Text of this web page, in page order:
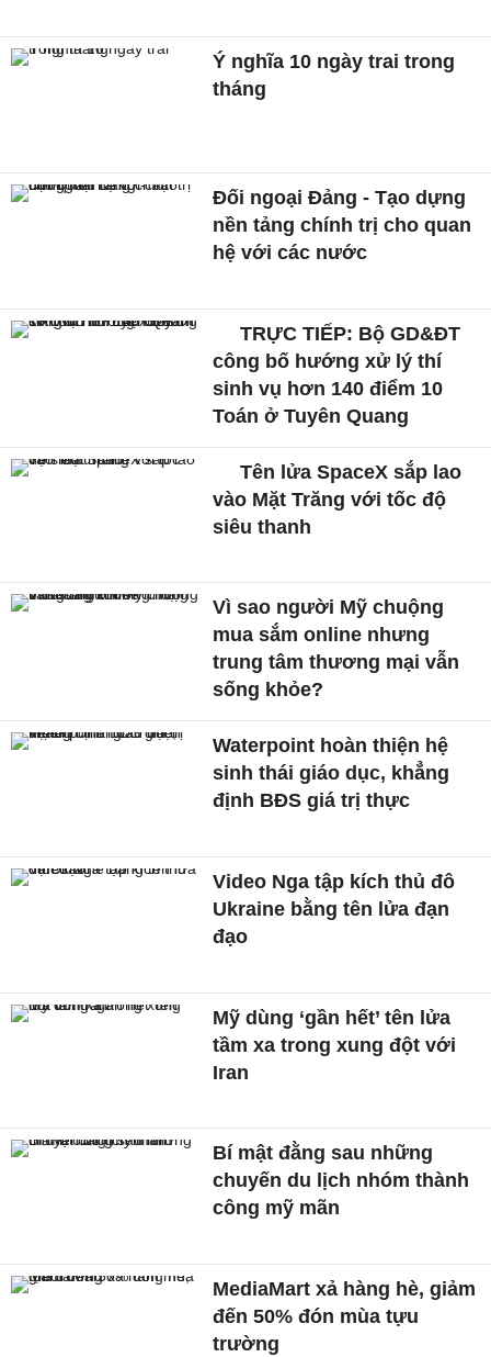
Ý nghĩa 10 ngày trai trong
tháng
Đối ngoại Đảng - Tạo dựng
nền tảng chính trị cho quan
hệ với các nước
TRỰC TIẾP: Bộ GD&ĐT
công bố hướng xử lý thí
sinh vụ hơn 140 điểm 10
Toán ở Tuyên Quang
Tên lửa SpaceX sắp lao
vào Mặt Trăng với tốc độ
siêu thanh
Vì sao người Mỹ chuộng
mua sắm online nhưng
trung tâm thương mại vẫn
sống khỏe?
Waterpoint hoàn thiện hệ
sinh thái giáo dục, khẳng
định BĐS giá trị thực
Video Nga tập kích thủ đô
Ukraine bằng tên lửa đạn
đạo
Mỹ dùng ‘gần hết’ tên lửa
tầm xa trong xung đột với
Iran
Bí mật đằng sau những
chuyến du lịch nhóm thành
công mỹ mãn
MediaMart xả hàng hè, giảm
đến 50% đón mùa tựu
trường